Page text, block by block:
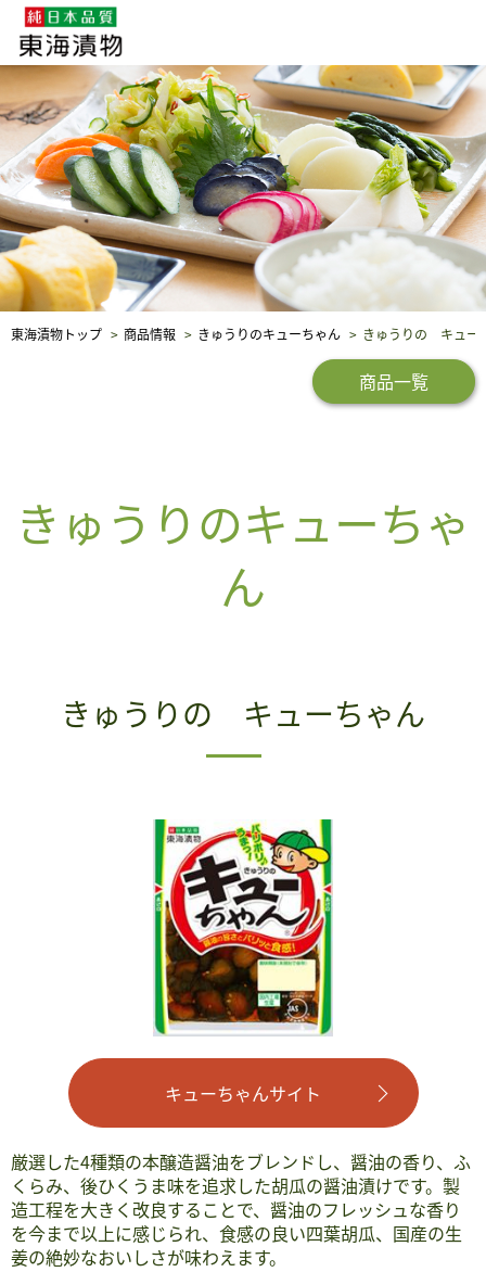
企業・採用情報 社会貢献 品質保証
東海漬物トップ 商品情報 きゅうりのキューちゃん きゅうりの キュー
商品一覧
きゅうりのキューちゃ
ん
きゅうりの キューちゃん
キューちゃんサイト
厳選した4種類の本醸造醤油をブレンドし、醤油の香り、ふ
くらみ、後ひくうま味を追求した胡瓜の醤油漬けです。製
造工程を大きく改良することで、醤油のフレッシュな香り
を今まで以上に感じられ、食感の良い四葉胡瓜、国産の生
姜の絶妙なおいしさが味わえます。